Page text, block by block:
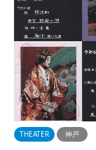
THEATER 神戸